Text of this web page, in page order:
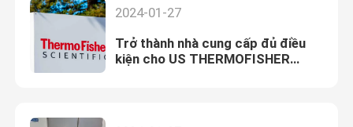
2024-01-27
Trở thành nhà cung cấp đủ điều
kiện cho US THERMOFISHER